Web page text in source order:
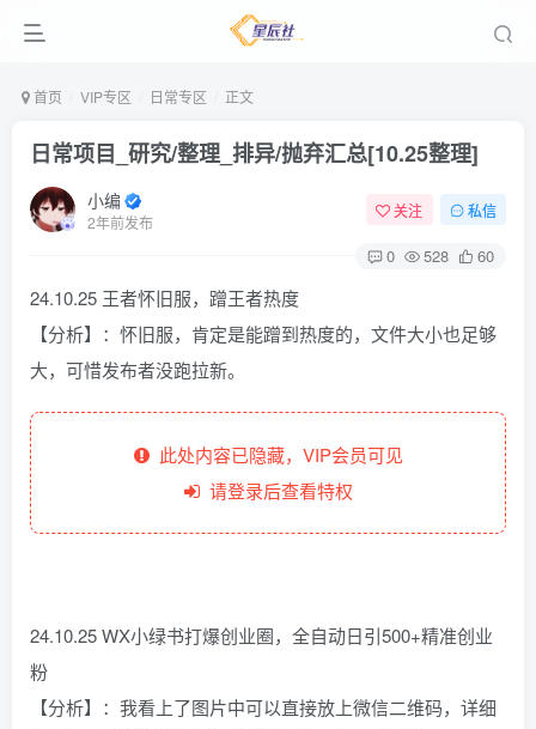
首页 VIP专区 日常专区 正文
日常项目_研究/整理_排异/抛弃汇总[10.25整理]
小编
2年前发布
关注 私信
0 528 60
24.10.25 王者怀旧服，蹭王者热度
【分析】：怀旧服，肯定是能蹭到热度的，文件大小也足够
大，可惜发布者没跑拉新。
此处内容已隐藏，VIP会员可见
请登录后查看特权
24.10.25 WX小绿书打爆创业圈，全自动日引500+精准创业
粉
【分析】：我看上了图片中可以直接放上微信二维码，详细